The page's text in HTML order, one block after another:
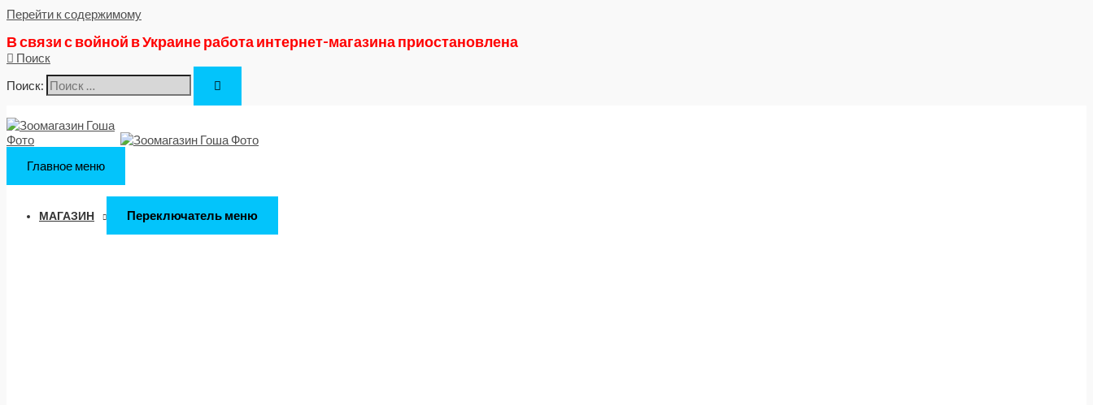
Перейти к содержимому
В связи с войной в Украине работа интернет-магазина приостановлена
Поиск
Поиск:
Главное меню
МАГАЗИН Переключатель меню